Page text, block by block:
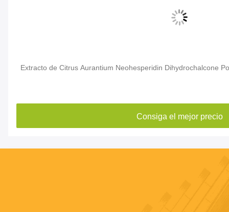
Extracto de Citrus Aurantium Neohesperidin Dihydrochalcone
Consiga el mejor precio